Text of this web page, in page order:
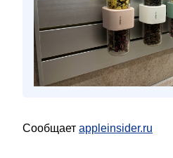
Сообщает appleinsider.ru